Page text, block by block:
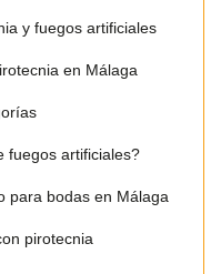
y fuegos artificiales
en Málaga
fuegos artificiales?
para bodas en Málaga
pirotecnia